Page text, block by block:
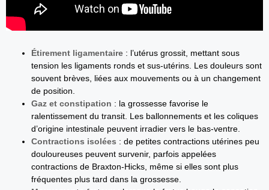
Étirement ligamentaire : l’utérus grossit, mettant sous
tension les ligaments ronds et sus-utérins. Les douleurs sont
souvent brèves, liées aux mouvements ou à un changement
de position.
Gaz et constipation : la grossesse favorise le
ralentissement du transit. Les ballonnements et les coliques
d’origine intestinale peuvent irradier vers le bas-ventre.
Contractions isolées : de petites contractions utérines peu
douloureuses peuvent survenir, parfois appelées
contractions de Braxton-Hicks, même si elles sont plus
fréquentes plus tard dans la grossesse.